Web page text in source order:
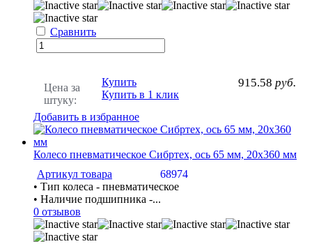
Сравнить
Цена за
штуку:
915.58 руб.
Купить
Купить в 1 клик
Добавить в избранное
Колесо пневматическое Сибртех, ось 65 мм, 20х360 мм
Артикул товара
68974
• Тип колеса - пневматическое
• Наличие подшипника -...
0 отзывов